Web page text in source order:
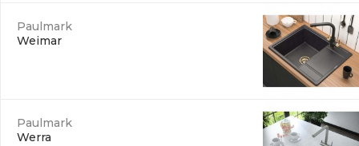
Paulmark
Weimar
Paulmark
Werra